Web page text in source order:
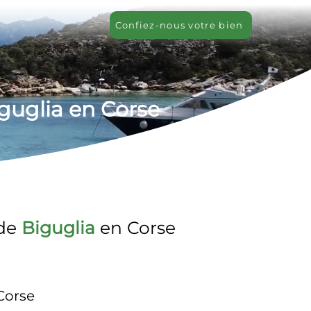
Confiez-nous votre bien
en Corse
Biguglia en Corse